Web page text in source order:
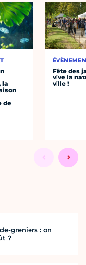
la
de
Fête des
vive la
ville !
greniers : on
?